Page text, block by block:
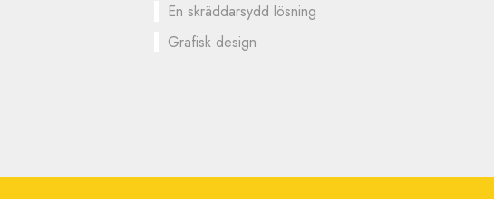
En skräddarsydd lösning
Grafisk design